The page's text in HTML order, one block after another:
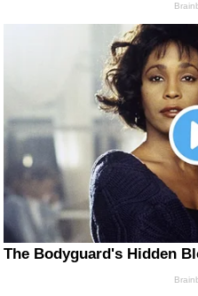
The Bodyguard's Hidden